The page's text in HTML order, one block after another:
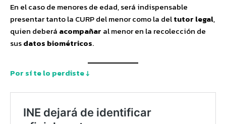
En el caso de menores de edad, será indispensable
presentar tanto la CURP del menor como la deltutor legal,
quien deberá acompañar al menor en la recolección de
susdatos biométricos.
Por sí te lo perdiste ↓